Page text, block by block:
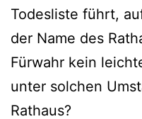
Todesliste führt,
der Name des
Fürwahr kein
unter solchen
Rathaus?